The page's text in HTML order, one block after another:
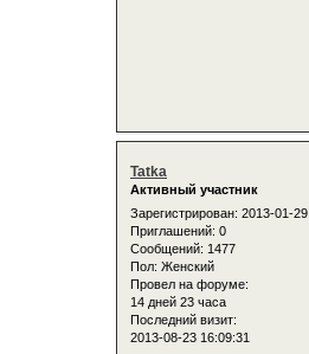
Tatka
Активный участник
Зарегистрирован: 2013-01-29
Приглашений: 0
Сообщений: 1477
Пол: Женский
Провел на форуме:
14 дней 23 часа
Последний визит:
2013-08-23 16:09:31